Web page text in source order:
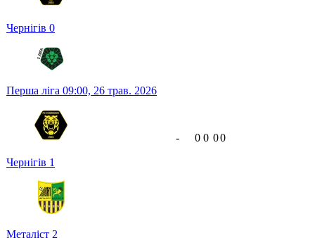
Чернігів 0
Перша ліга 09:00, 26 трав. 2026
Чернігів 1
Металіст 2
- 0 0 00